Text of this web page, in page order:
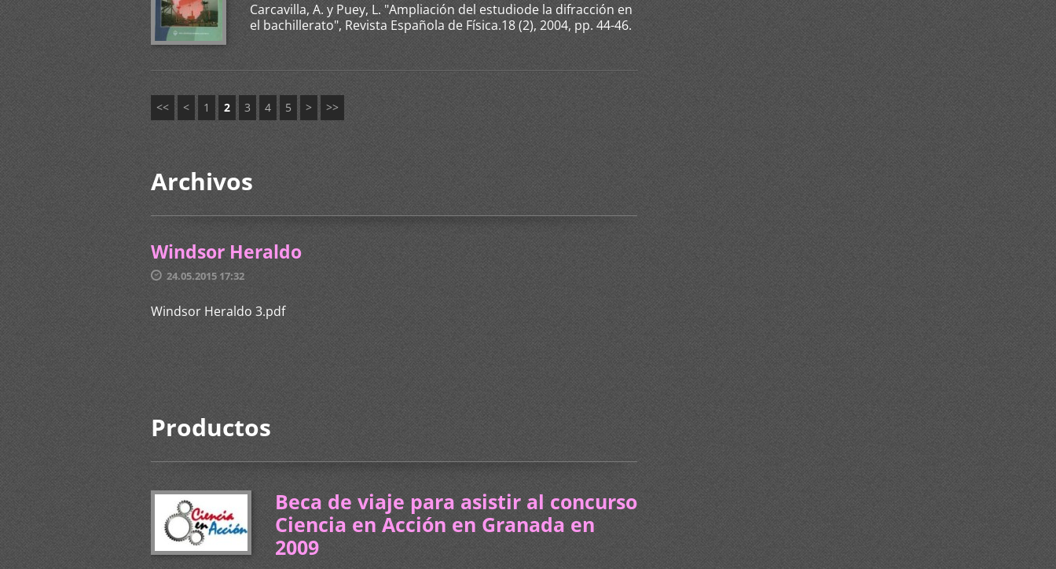
Carcavilla, A. y Puey, L. "Ampliación del estudiode la difracción en
el bachillerato", Revista Española de Física.18 (2), 2004, pp. 44-46.
<< < 1 2 3 4 5 > >>
Archivos
Windsor Heraldo
24.05.2015 17:32
Windsor Heraldo 3.pdf
Productos
Beca de viaje para asistir al concurso
Ciencia en Acción en Granada en
2009